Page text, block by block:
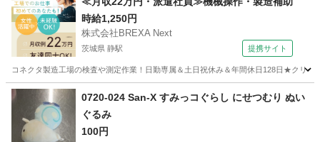
時給1,250円
株式会社BREXA Next
茨城県 静駅 提携サイト
コネクタ製造工場の検査や測定作業！日勤専属＆土日祝休み＆年間休日128日★クリ
茨城 常陸大宮市0720-024 San-X すみっコぐらし にせつむり ぬい
ぐるみ
100円